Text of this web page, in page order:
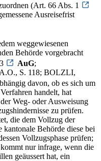
(Art. 66 Abs. 1
Ausreisefrist
weggewiesenen
Behörde vorgebracht
AuG;
S. 118; BOLZLI,
davon, ob es sich um
handelt, hat
Weg- oder Ausweisung
zu prüfen.
die dem Vollzug der
kantonale Behörde diese bei
Vollzugsphase prüfen;
nur infrage, wenn die
geäussert hat, ein